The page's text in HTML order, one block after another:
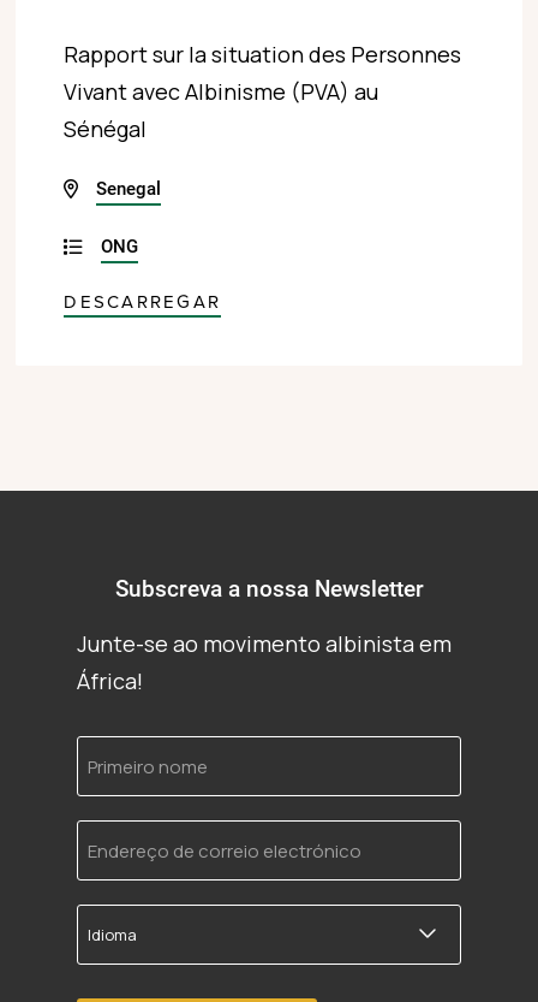
Rapport sur la situation des Personnes
Vivant avec Albinisme (PVA) au
Sénégal
Senegal
ONG
DESCARREGAR
Subscreva a nossa Newsletter
Junte-se ao movimento albinista em
África!
Primeiro
nome
Endereço
de
correio
electrónico
Idioma